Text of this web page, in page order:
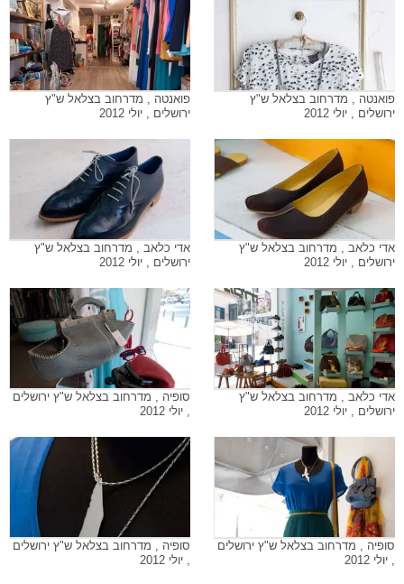
פואנטה , מדרחוב בצלאל ש"ץ
ירושלים , יולי 2012
פואנטה , מדרחוב בצלאל ש"ץ
ירושלים , יולי 2012
אדי כלאב , מדרחוב בצלאל ש"ץ
ירושלים , יולי 2012
אדי כלאב , מדרחוב בצלאל ש"ץ
ירושלים , יולי 2012
אדי כלאב , מדרחוב בצלאל ש"ץ
ירושלים , יולי 2012
סופיה , מדרחוב בצלאל ש"ץ ירושלים
, יולי 2012
סופיה , מדרחוב בצלאל ש"ץ ירושלים
, יולי 2012
סופיה , מדרחוב בצלאל ש"ץ ירושלים
, יולי 2012